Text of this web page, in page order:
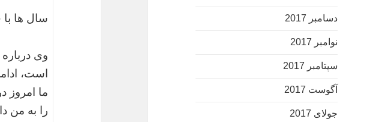
دسامبر 2017
نوامبر 2017
سپتامبر 2017
آگوست 2017
جولای 2017
سال ها
وی
است،
ما امروز
را به من